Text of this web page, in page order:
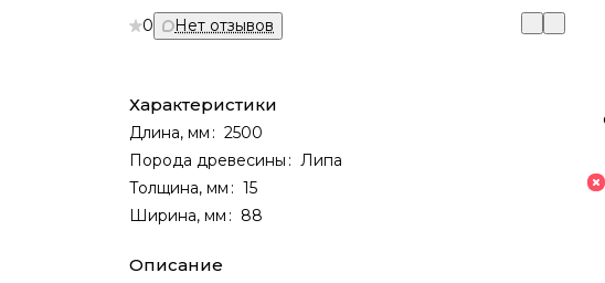
0 Нет отзывов
Характеристики
Длина, мм : 2500
Порода древесины : Липа
Толщина, мм : 15
Ширина, мм : 88
Описание